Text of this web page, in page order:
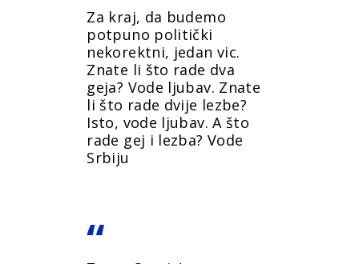
Za kraj, da budemo
potpuno politički
nekorektni, jedan vic.
Znate li što rade dva
geja? Vode ljubav. Znate
li što rade dvije lezbe?
Isto, vode ljubav. A što
rade gej i lezba? Vode
Srbiju